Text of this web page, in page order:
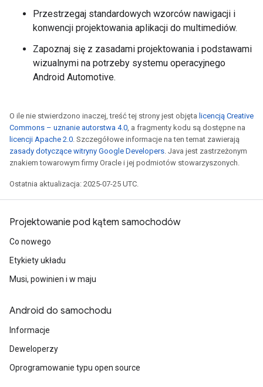
Przestrzegaj standardowych wzorców nawigacji i
konwencji projektowania aplikacji do multimediów.
Zapoznaj się z zasadami projektowania i podstawami
wizualnymi na potrzeby systemu operacyjnego
Android Automotive.
O ile nie stwierdzono inaczej, treść tej strony jest objęta licencją Creative
Commons – uznanie autorstwa 4.0, a fragmenty kodu są dostępne na
licencji Apache 2.0. Szczegółowe informacje na ten temat zawierają
zasady dotyczące witryny Google Developers. Java jest zastrzeżonym
znakiem towarowym firmy Oracle i jej podmiotów stowarzyszonych.
Ostatnia aktualizacja: 2025-07-25 UTC.
Projektowanie pod kątem samochodów
Co nowego
Etykiety układu
Musi, powinien i w maju
Android do samochodu
Informacje
Deweloperzy
Oprogramowanie typu open source